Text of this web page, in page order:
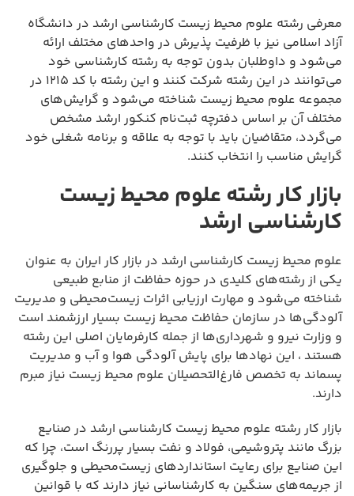
معرفی رشته علوم محیط زیست کارشناسی ارشد در دانشگاه
آزاد اسلامی نیز با ظرفیت پذیرش در واحدهای مختلف ارائه
می‌شود و داوطلبان بدون توجه به رشته کارشناسی خود
می‌توانند در این رشته شرکت کنند و این رشته با کد ۱۲۱۵ در
مجموعه علوم محیط زیست شناخته می‌شود و گرایش‌های
مختلف آن بر اساس دفترچه ثبت‌نام کنکور ارشد مشخص
می‌گردد، متقاضیان باید با توجه به علاقه و برنامه شغلی خود
گرایش مناسب را انتخاب کنند.
بازار کار رشته علوم محیط زیست
کارشناسی ارشد
علوم محیط زیست کارشناسی ارشد در بازار کار ایران به عنوان
یکی از رشته‌های کلیدی در حوزه حفاظت از منابع طبیعی
شناخته می‌شود و مهارت ارزیابی اثرات زیست‌محیطی و مدیریت
آلودگی‌ها در سازمان حفاظت محیط زیست بسیار ارزشمند است
و وزارت نیرو و شهرداری‌ها از جمله کارفرمایان اصلی این رشته
هستند ، این نهادها برای پایش آلودگی هوا و آب و مدیریت
پسماند به تخصص فارغ‌التحصیلان علوم محیط زیست نیاز مبرم
دارند.
بازار کار رشته علوم محیط زیست کارشناسی ارشد در صنایع
بزرگ مانند پتروشیمی، فولاد و نفت بسیار پررنگ است، چرا که
این صنایع برای رعایت استانداردهای زیست‌محیطی و جلوگیری
از جریمه‌های سنگین به کارشناسانی نیاز دارند که با قوانین